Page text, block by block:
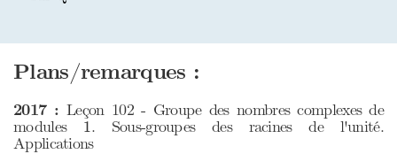
Plans/remarques :
2017 : Leçon 102 - Groupe des nombres complexes de
modules 1
1. Sous-groupes des racines de l'unité.
Applications